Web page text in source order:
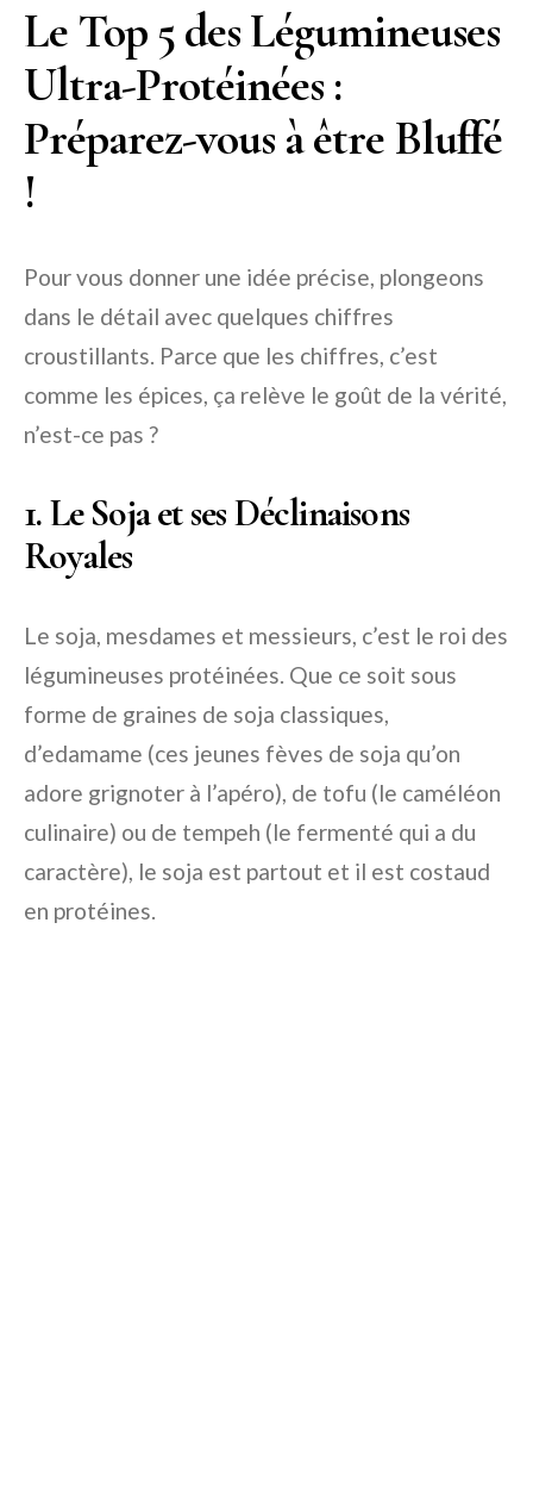
Le Top 5 des Légumineuses
Ultra-Protéinées :
Préparez-vous à être Bluffé
!
Pour vous donner une idée précise, plongeons
dans le détail avec quelques chiffres
croustillants. Parce que les chiffres, c’est
comme les épices, ça relève le goût de la vérité,
n’est-ce pas ?
1. Le Soja et ses Déclinaisons
Royales
Le soja, mesdames et messieurs, c’est le roi des
légumineuses protéinées. Que ce soit sous
forme de graines de soja classiques,
d’edamame (ces jeunes fèves de soja qu’on
adore grignoter à l’apéro), de tofu (le caméléon
culinaire) ou de tempeh (le fermenté qui a du
caractère), le soja est partout et il est costaud
en protéines.